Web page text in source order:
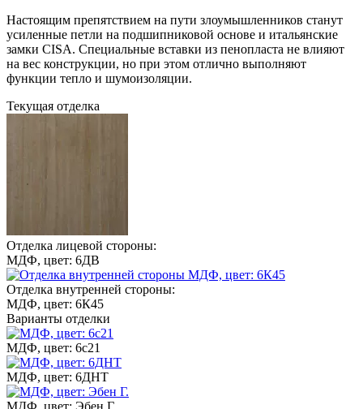
Настоящим препятствием на пути злоумышленников станут
усиленные петли на подшипниковой основе и итальянские
замки CISA. Специальные вставки из пенопласта не влияют
на вес конструкции, но при этом отлично выполняют
функции тепло и шумоизоляции.
Текущая отделка
Отделка лицевой стороны:
МДФ, цвет: 6ДВ
Отделка внутренней стороны:
МДФ, цвет: 6К45
Варианты отделки
МДФ, цвет: 6с21
МДФ, цвет: 6ДНТ
МДФ, цвет: Эбен Г.